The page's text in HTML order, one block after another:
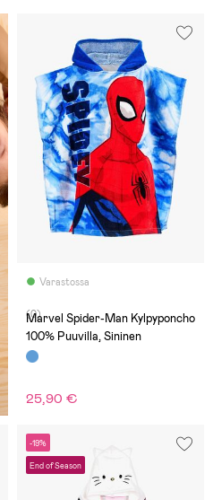
Varastossa
(0)
Marvel Spider-Man Kylpyponcho
100% Puuvilla, Sininen
25,90 €
-19%
End of Season